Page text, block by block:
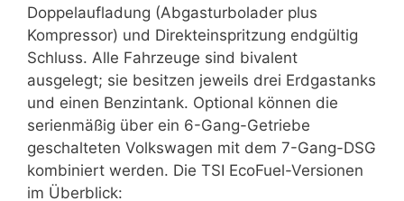
Doppelaufladung (Abgasturbolader plus
Kompressor) und Direkteinspritzung endgültig
Schluss. Alle Fahrzeuge sind bivalent
ausgelegt; sie besitzen jeweils drei Erdgastanks
und einen Benzintank. Optional können die
serienmäßig über ein 6-Gang-Getriebe
geschalteten Volkswagen mit dem 7-Gang-DSG
kombiniert werden. Die TSI EcoFuel-Versionen
im Überblick: